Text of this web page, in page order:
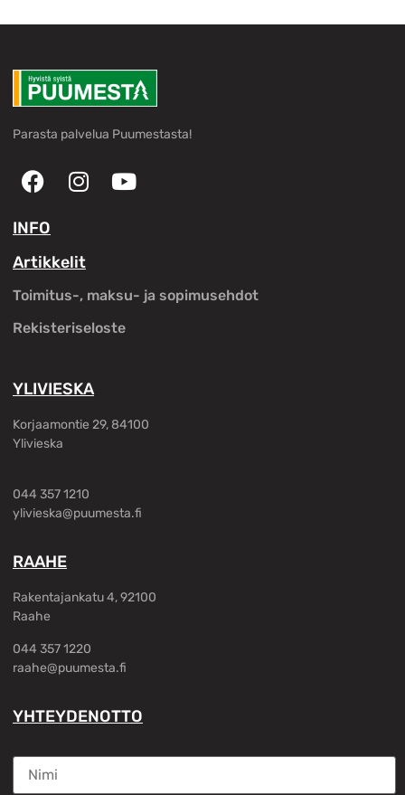
Parasta palvelua Puumestasta!
INFO
Artikkelit
Toimitus-, maksu- ja sopimusehdot
Rekisteriseloste
YLIVIESKA
Korjaamontie 29, 84100
Ylivieska
044 357 1210
ylivieska@puumesta.fi
RAAHE
Rakentajankatu 4, 92100
Raahe
044 357 1220
raahe@puumesta.fi
YHTEYDENOTTO